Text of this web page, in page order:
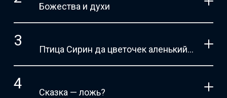
Божества и духи
Птица Сирин да цветочек аленький…
Сказка — ложь?